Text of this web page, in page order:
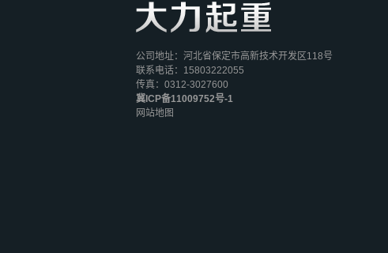
公司地址：河北省保定市高新技术开发区118号
联系电话：15803222055
传真：0312-3027600
冀ICP备11009752号-1
网站地图